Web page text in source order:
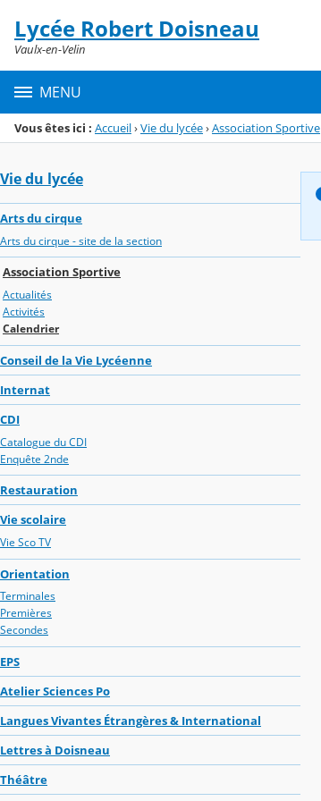
Menu de la rubrique
Contenu
Lycée Robert Doisneau
Vaulx-en-Velin
MENU
Vous êtes ici : Accueil›Vie du lycée›Association Sportive
Vie du lycée
Arts du cirque
Arts du cirque - site de la section
Association Sportive
Actualités
Activités
Calendrier
Conseil de la Vie Lycéenne
Internat
CDI
Catalogue du CDI
Enquête 2nde
Restauration
Vie scolaire
Vie Sco TV
Orientation
Terminales
Premières
Secondes
EPS
Atelier Sciences Po
Langues Vivantes Étrangères & International
Lettres à Doisneau
Théâtre